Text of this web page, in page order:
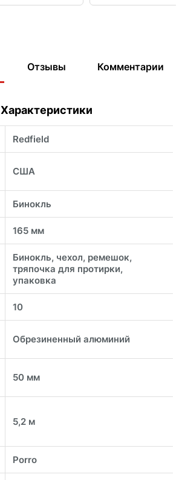
Отзывы Комментарии
Характеристики
Redfield
США
Бинокль
165 мм
Бинокль, чехол, ремешок,
тряпочка для протирки,
упаковка
10
Обрезиненный алюминий
50 мм
5,2 м
Porro